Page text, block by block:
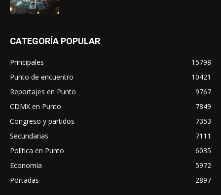
CATEGORÍA POPULAR
Principales
15798
Punto de encuentro
10421
Reportajes en Punto
9767
CDMX en Punto
7849
Congreso y partidos
7353
Secundarias
7111
Política en Punto
6035
Economía
5972
Portadas
2897